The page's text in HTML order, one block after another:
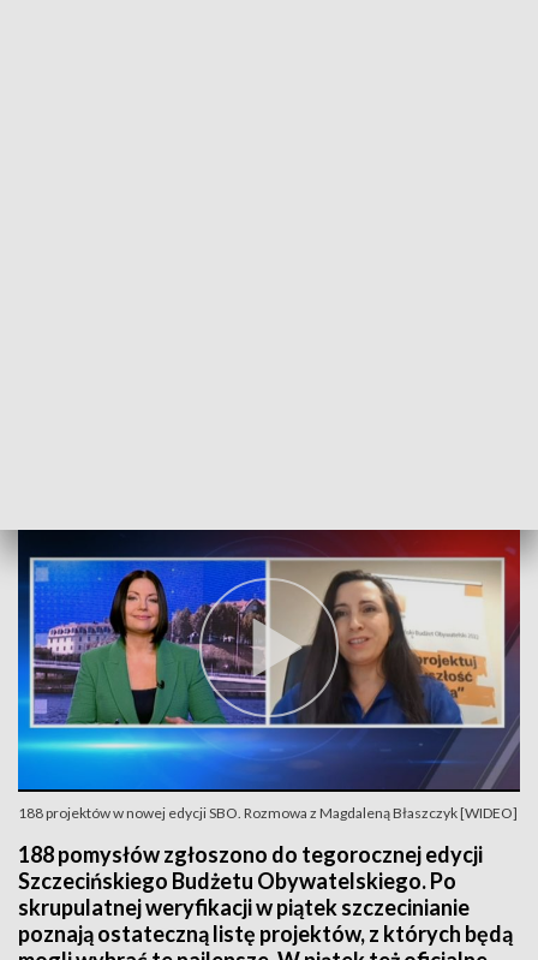
188 projektów w nowej edycji SBO. Rozmowa z Magdaleną Błaszczyk [WIDEO]
188 pomysłów zgłoszono do tegorocznej edycji
Szczecińskiego Budżetu Obywatelskiego. Po
skrupulatnej weryfikacji w piątek szczecinianie
poznają ostateczną listę projektów, z których będą